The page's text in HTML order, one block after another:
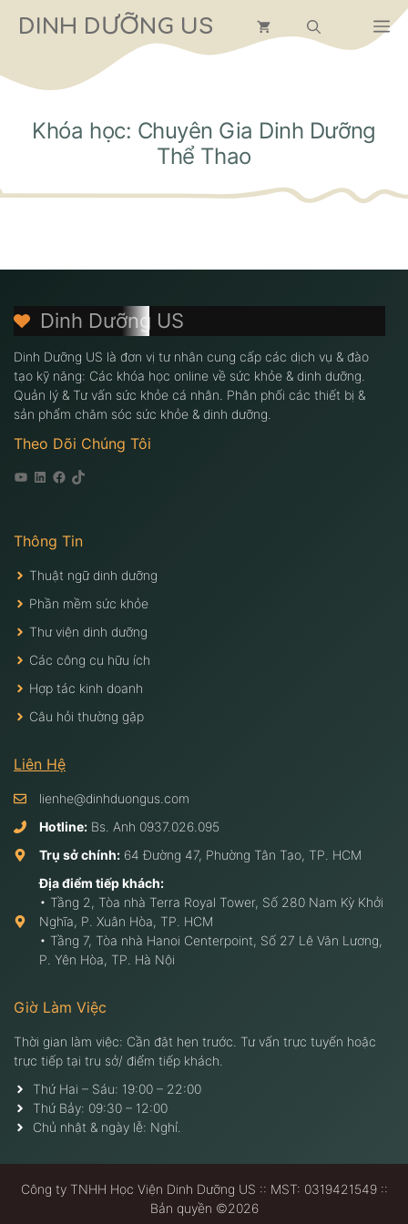
đến
dung
DINH DƯỠNG US
Khóa học: Chuyên Gia Dinh Dưỡng
Thể Thao
Dinh Dưỡng US
Dinh Dưỡng US là đơn vị tư nhân cung cấp các dịch vụ & đào
tạo kỹ năng: Các khóa học online về sức khỏe & dinh dưỡng.
Quản lý & Tư vấn sức khỏe cá nhân. Phân phối các thiết bị &
sản phẩm chăm sóc sức khỏe & dinh dưỡng.
Theo Dõi Chúng Tôi
Youtube
Linkedin
Facebook
Tiktok
Thông Tin
Thuật ngữ dinh dưỡng
Phần mềm sức khỏe
Thư viện dinh dưỡng
Các công cụ hữu ích
Hợp tác kinh doanh
Câu hỏi thường gặp
Liên Hệ
lienhe@dinhduongus.com
Hotline: Bs. Anh 0937.026.095
Trụ sở chính: 64 Đường 47, Phường Tân Tạo, TP. HCM
Địa điểm tiếp khách:
• Tầng 2, Tòa nhà Terra Royal Tower, Số 280 Nam Kỳ Khởi
Nghĩa, P. Xuân Hòa, TP. HCM
• Tầng 7, Tòa nhà Hanoi Centerpoint, Số 27 Lê Văn Lương,
P. Yên Hòa, TP. Hà Nội
Giờ Làm Việc
Thời gian làm việc: Cần đặt hẹn trước. Tư vấn trực tuyến hoặc
trực tiếp tại trụ sở/ điểm tiếp khách.
Thứ Hai – Sáu: 19:00 – 22:00
Thứ Bảy: 09:30 – 12:00
Chủ nhật & ngày lễ: Nghỉ.
Công ty TNHH Học Viện Dinh Dưỡng US :: MST: 0319421549 ::
Bản quyền ©2026